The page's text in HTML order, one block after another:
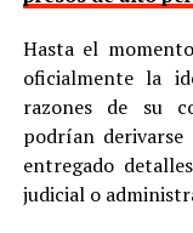
Hasta el
oficialmente la
razones de su
podrían derivarse
entregado
judicial o